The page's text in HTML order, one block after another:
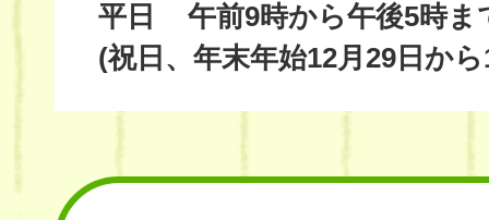
平日
午前9時から午後5時ま
(祝日、年末年始12月29日か